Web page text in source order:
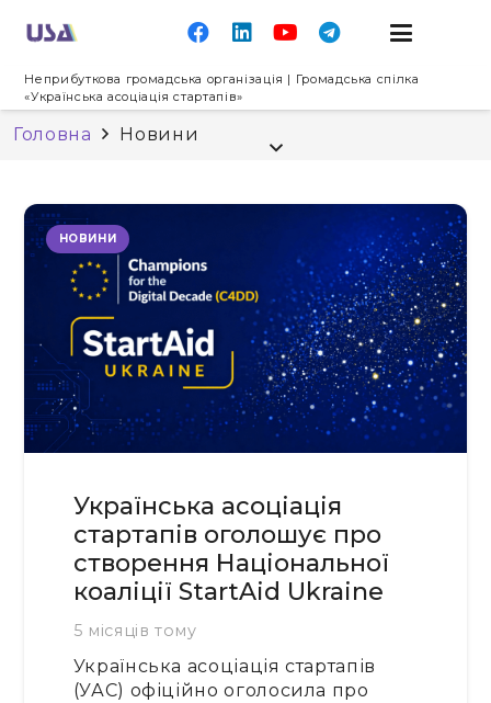
Неприбуткова громадська організація | Громадська спілка
«Українська асоціація стартапів»
Головна Новини
НОВИНИ
Українська асоціація
стартапів оголошує про
створення Національної
коаліції StartAid Ukraine
5 місяців тому
Українська асоціація стартапів
(УАС) офіційно оголосила про